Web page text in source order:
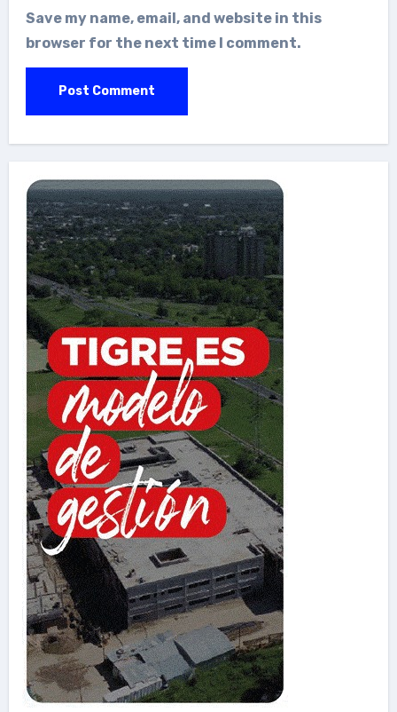
Save my name, email, and website in this
browser for the next time I comment.